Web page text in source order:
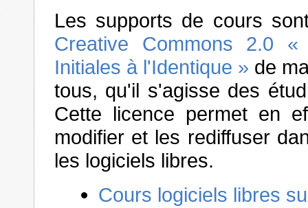
Les supports de cours
Creative Commons 2.0 «
Initiales à l'Identique » de
tous, qu'il s'agisse des
Cette licence permet en
modifier et les rediffuser
les logiciels libres.
Cours logiciels libres